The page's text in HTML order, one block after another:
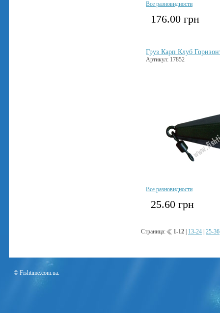
Все разновидности
176.00 грн
Груз Карп Клуб
Артикул: 17852
Все разновидности
25.60 грн
Страница: 1-12 13-24 25-36
© Fishtime.com.ua.